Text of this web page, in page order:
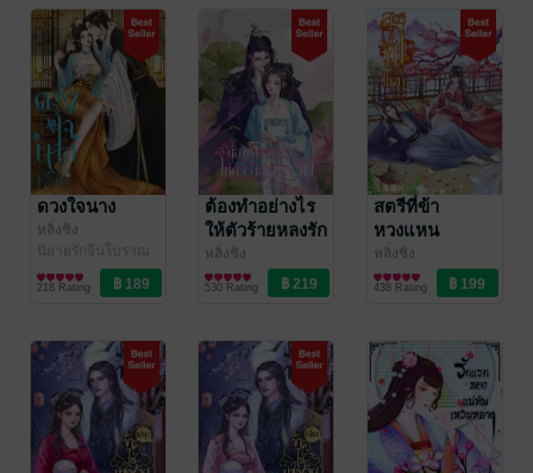
ดวงใจนาง
หลิ่งชิง
นิยายรักจีนโบราณ
218 Rating
ต้องทำอย่างไร
ให้ตัวร้ายหลงรัก
หลิ่งชิง
นิยายรักจีนโบราณ
530 Rating
สตรีที่ข้า
หวงแหน
หลิ่งชิง
นิยายรักจีนโบราณ
438 Rating